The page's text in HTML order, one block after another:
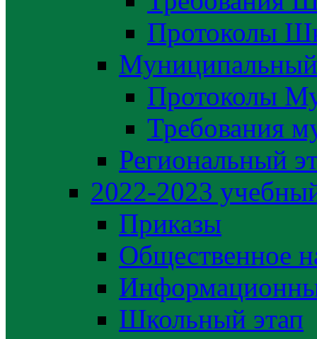
Протоколы
Муниципальный
Протоколы
Требования
Региональный
2022-2023
Приказы
Общественное
Школьный этап